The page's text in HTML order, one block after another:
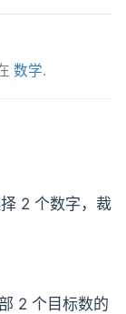
数学.
2 个数字，裁
2 个目标数的